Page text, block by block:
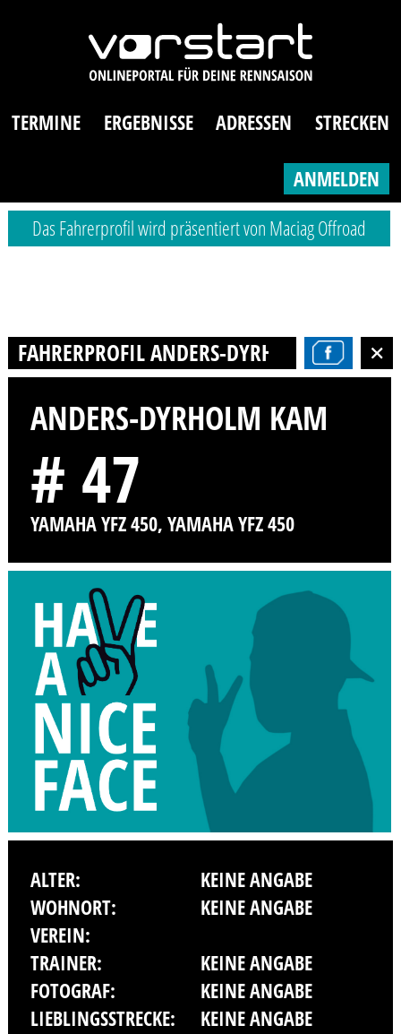
TERMINE ERGEBNISSE ADRESSEN STRECKEN
ANMELDEN
Das Fahrerprofil wird präsentiert von Maciag Offroad
FAHRERPROFIL ANDERS-DYRHOLM KAM
ANDERS-DYRHOLM KAM
# 47
YAMAHA YFZ 450, YAMAHA YFZ 450
ALTER:
KEINE ANGABE
WOHNORT:
KEINE ANGABE
VEREIN:
TRAINER:
KEINE ANGABE
FOTOGRAF:
KEINE ANGABE
LIEBLINGSSTRECKE:
KEINE ANGABE